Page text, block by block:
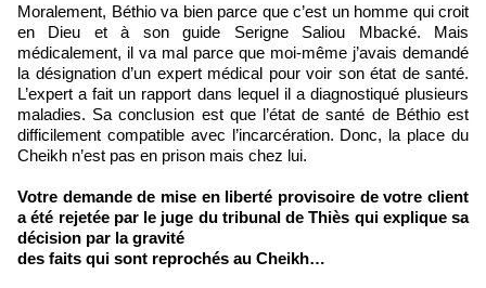
Moralement, Béthio va bien parce que c’est un homme qui croit
en Dieu et à son guide Serigne Saliou Mbacké. Mais
médicalement, il va mal parce que moi-même j’avais demandé
la désignation d’un expert médical pour voir son état de santé.
L’expert a fait un rapport dans lequel il a diagnostiqué plusieurs
maladies. Sa conclusion est que l’état de santé de Béthio est
difficilement compatible avec l’incarcération. Donc, la place du
Cheikh n’est pas en prison mais chez lui.
Votre demande de mise en liberté provisoire de votre client
a été rejetée par le juge du tribunal de Thiès qui explique sa
décision par la gravité
des faits qui sont reprochés au Cheikh…